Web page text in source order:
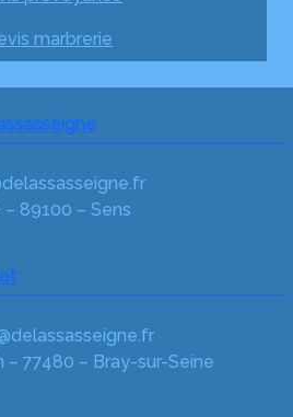
marbrerie
89100 – Sens
– 77480 – Bray-sur-Seine